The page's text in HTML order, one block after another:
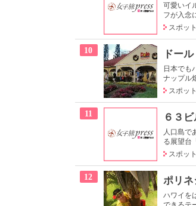
可愛いイ
フが入念
スポッ
10 ドー
日本でも
ナップル
スポッ
11 ６３
人口島で
る展望台
スポッ
12 ポリ
ハワイを